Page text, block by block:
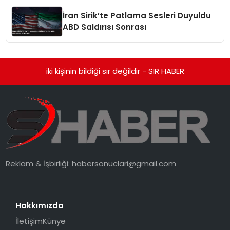
İran Sirik’te Patlama Sesleri Duyuldu
ABD Saldırısı Sonrası
iki kişinin bildiği sır değildir - SIR HABER
Reklam & İşbirliği:habersonuclari@gmail.com
Hakkımızda
İletişimKünye